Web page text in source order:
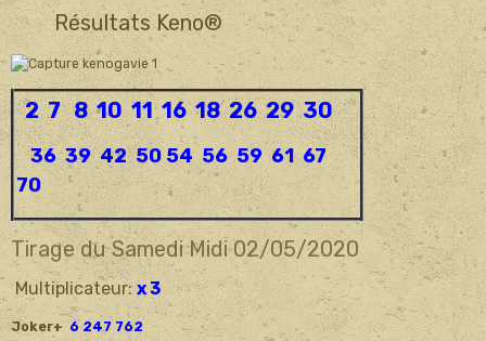
Résultats Keno®
Tirage du Samedi Midi 02/05/2020
2 7 8 10 11 16 18 26 29 30
36 39 42 50 54 56 59 61 67
70
Multiplicateur:x 3
Joker+ 6 247 762